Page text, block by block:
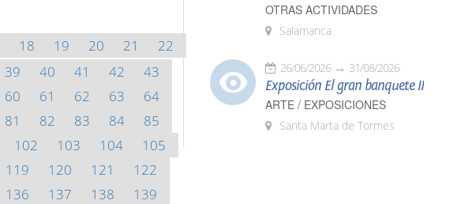
18 19 20 21
22
39 40 41 42
43
60 61 62 63
64
81 82 83 84
85
102 103 104
105
119 120 121
122
136 137 138
139
OTRAS ACTIVIDADES
Salamanca
26/06/2026 31/08/2026
Exposición El gran banquete II
ARTE / EXPOSICIONES
Santa Marta de Tormes